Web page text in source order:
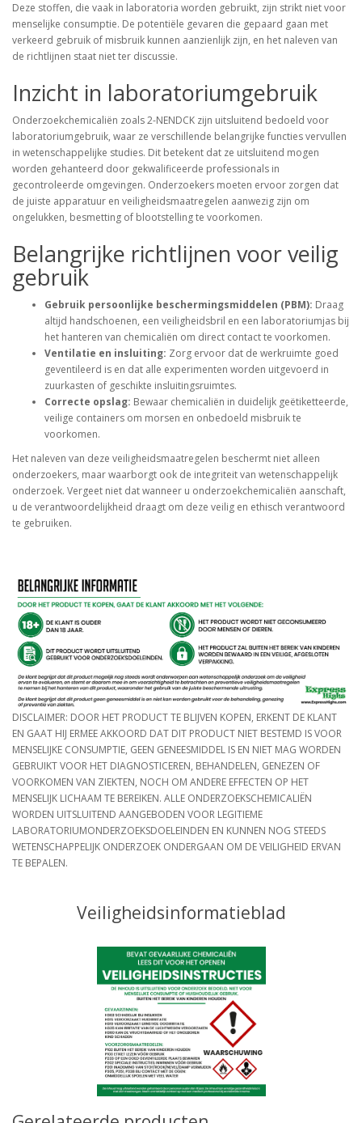
Deze stoffen, die vaak in laboratoria worden gebruikt, zijn strikt niet voor
menselijke consumptie. De potentiële gevaren die gepaard gaan met
verkeerd gebruik of misbruik kunnen aanzienlijk zijn, en het naleven van
de richtlijnen staat niet ter discussie.
Inzicht in laboratoriumgebruik
Onderzoekchemicaliën zoals 2-NENDCK zijn uitsluitend bedoeld voor
laboratoriumgebruik, waar ze verschillende belangrijke functies vervullen
in wetenschappelijke studies. Dit betekent dat ze uitsluitend mogen
worden gehanteerd door gekwalificeerde professionals in
gecontroleerde omgevingen. Onderzoekers moeten ervoor zorgen dat
de juiste apparatuur en veiligheidsmaatregelen aanwezig zijn om
ongelukken, besmetting of blootstelling te voorkomen.
Belangrijke richtlijnen voor veilig
gebruik
Gebruik persoonlijke beschermingsmiddelen (PBM): Draag
altijd handschoenen, een veiligheidsbril en een laboratoriumjas bij
het hanteren van chemicaliën om direct contact te voorkomen.
Ventilatie en insluiting: Zorg ervoor dat de werkruimte goed
geventileerd is en dat alle experimenten worden uitgevoerd in
zuurkasten of geschikte insluitingsruimtes.
Correcte opslag: Bewaar chemicaliën in duidelijk geëtiketteerde,
veilige containers om morsen en onbedoeld misbruik te
voorkomen.
Het naleven van deze veiligheidsmaatregelen beschermt niet alleen
onderzoekers, maar waarborgt ook de integriteit van wetenschappelijk
onderzoek. Vergeet niet dat wanneer u onderzoekchemicaliën aanschaft,
u de verantwoordelijkheid draagt om deze veilig en ethisch verantwoord
te gebruiken.
DISCLAIMER: DOOR HET PRODUCT TE BLIJVEN KOPEN, ERKENT DE KLANT
EN GAAT HIJ ERMEE AKKOORD DAT DIT PRODUCT NIET BESTEMD IS VOOR
MENSELIJKE CONSUMPTIE, GEEN GENEESMIDDEL IS EN NIET MAG WORDEN
GEBRUIKT VOOR HET DIAGNOSTICEREN, BEHANDELEN, GENEZEN OF
VOORKOMEN VAN ZIEKTEN, NOCH OM ANDERE EFFECTEN OP HET
MENSELIJK LICHAAM TE BEREIKEN. ALLE ONDERZOEKSCHEMICALIËN
WORDEN UITSLUITEND AANGEBODEN VOOR LEGITIEME
LABORATORIUMONDERZOEKSDOELEINDEN EN KUNNEN NOG STEEDS
WETENSCHAPPELIJK ONDERZOEK ONDERGAAN OM DE VEILIGHEID ERVAN
TE BEPALEN.
Veiligheidsinformatieblad